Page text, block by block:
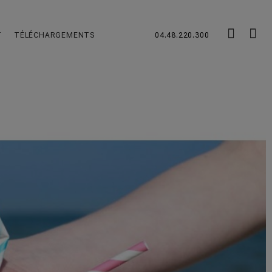
TÉLÉCHARGEMENTS 04.48.220.300